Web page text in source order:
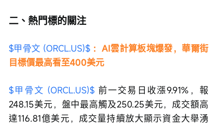
二、熱門標的關注
$甲骨文 (ORCL.US)$ ：AI雲計算板塊爆發，華爾街
目標價最高看至400美元
$甲骨文 (ORCL.US)$ 前一交易日收漲9.91%，報
248.15美元，盤中最高觸及250.25美元，成交額高
達116.81億美元，成交量持續放大顯示資金大舉湧